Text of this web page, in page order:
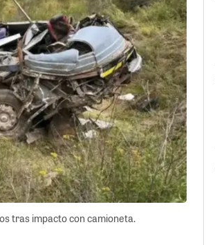
tras impacto con camioneta.